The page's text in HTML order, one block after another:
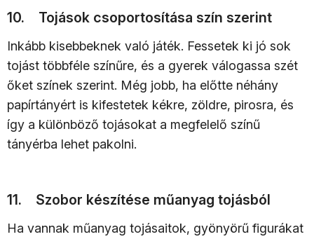
10. Tojások csoportosítása szín szerint
Inkább kisebbeknek való játék. Fessetek ki jó sok
tojást többféle színűre, és a gyerek válogassa szét
őket színek szerint. Még jobb, ha előtte néhány
papírtányért is kifestetek kékre, zöldre, pirosra, és
így a különböző tojásokat a megfelelő színű
tányérba lehet pakolni.
11. Szobor készítése műanyag tojásból
Ha vannak műanyag tojásaitok, gyönyörű figurákat